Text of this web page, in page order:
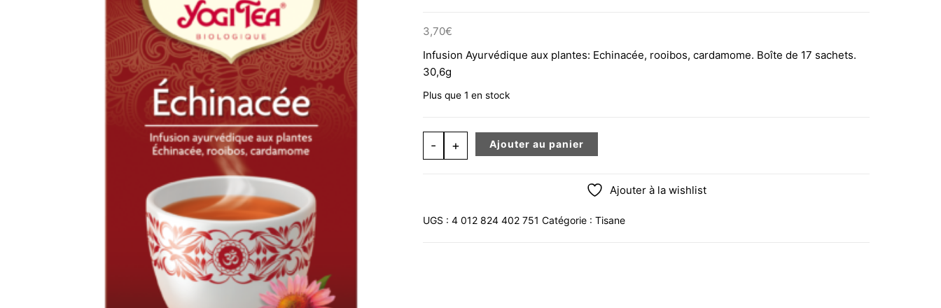
3,70€
Infusion Ayurvédique aux plantes: Echinacée, rooibos, cardamome. Boîte de 17 sachets.
30,6g
Plus que 1 en stock
- quantité de YOGI TEA Échinacée Infusion BIO x 17 sachets
+ Ajouter au panier
Ajouter à la wishlist
UGS : 4 012 824 402 751 Catégorie : Tisane